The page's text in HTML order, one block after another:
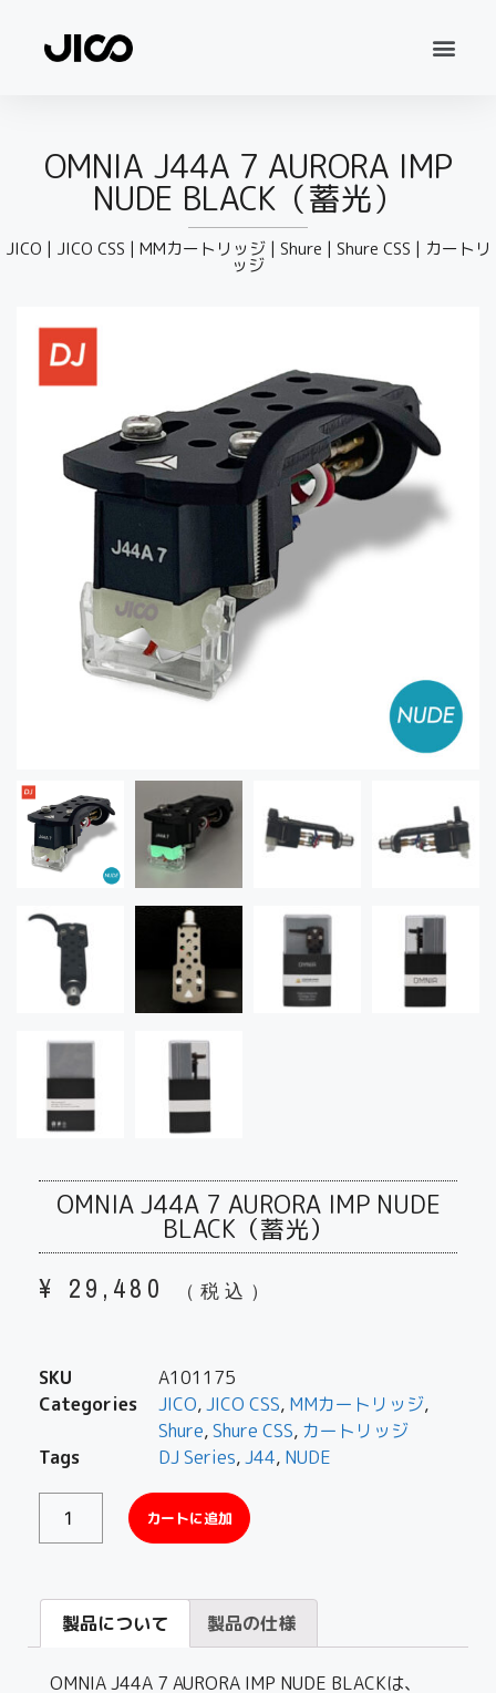
OMNIA J44A 7 AURORA IMP
NUDE BLACK（蓄光）
JICO | JICO CSS | MMカートリッジ| Shure | Shure CSS | カートリ
ッジ
OMNIA J44A 7 AURORA IMP NUDE
BLACK（蓄光）
¥ 29,480 （税込）
SKU
A101175
Categories
JICO,JICO CSS, MMカートリッジ,
Shure,Shure CSS, カートリッジ
Tags
DJ Series,J44, NUDE
カートに追加
製品について 製品の仕様
OMNIA J44A 7 AURORA IMP NUDE BLACKは、